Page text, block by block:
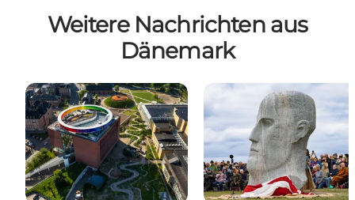
Weitere Nachrichten aus
Dänemark